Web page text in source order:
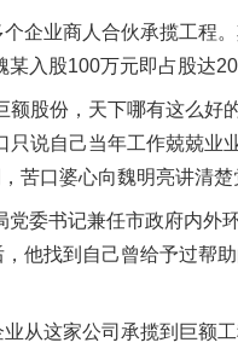
业商人合伙承揽工程
入股100万元即占股达
份，天下哪有这么好
只说自己当年工作兢兢
苦口婆心向魏明亮讲清楚
书记兼任市政府内外
他找到自己曾给予过帮
这家公司承揽到巨额
茶叶“炒上天”